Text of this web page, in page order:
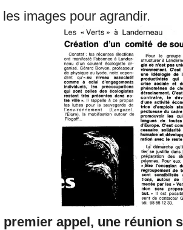
images pour agrandir.
premier appel, une réunion